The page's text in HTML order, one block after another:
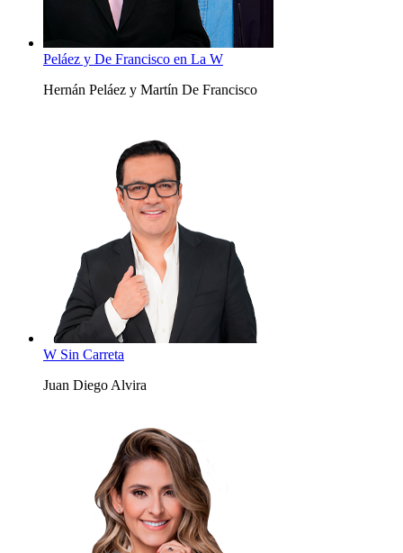
Peláez y De Francisco en La W
Hernán Peláez y Martín De Francisco
W Sin Carreta
Juan Diego Alvira